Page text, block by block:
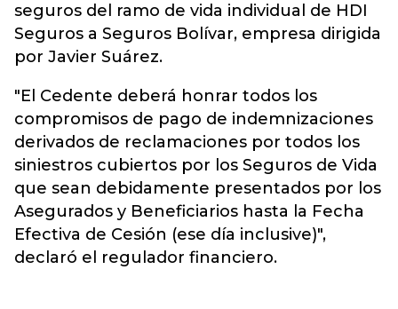
seguros del ramo de vida individual de HDI
Seguros a Seguros Bolívar, empresa dirigida
por Javier Suárez.
"El Cedente deberá honrar todos los
compromisos de pago de indemnizaciones
derivados de reclamaciones por todos los
siniestros cubiertos por los Seguros de Vida
que sean debidamente presentados por los
Asegurados y Beneficiarios hasta la Fecha
Efectiva de Cesión (ese día inclusive)",
declaró el regulador financiero.